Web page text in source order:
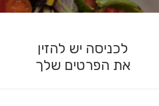
לכניסה יש להזין
את הפרטים שלך